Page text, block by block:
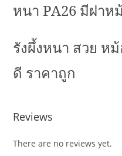
หนา PA26 มีฝาห
รังผึ้งหนา สวย ห
ดี ราคาถูก
Reviews
There are no reviews yet.